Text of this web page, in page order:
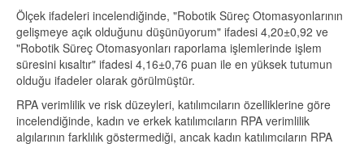
Ölçek ifadeleri incelendiğinde, "Robotik Süreç Otomasyonlarının
gelişmeye açık olduğunu düşünüyorum" ifadesi 4,20±0,92 ve
"Robotik Süreç Otomasyonları raporlama işlemlerinde işlem
süresini kısaltır" ifadesi 4,16±0,76 puan ile en yüksek tutumun
olduğu ifadeler olarak görülmüştür.
RPA verimlilik ve risk düzeyleri, katılımcıların özelliklerine göre
incelendiğinde, kadın ve erkek katılımcıların RPA verimlilik
algılarının farklılık göstermediği, ancak kadın katılımcıların RPA